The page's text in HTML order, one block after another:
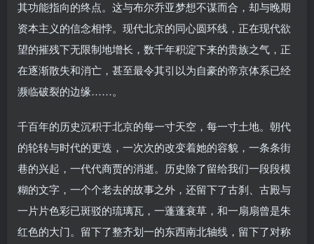
其功能指向的终点。这与布尔乔亚梦想不谋而合，却与晚期
资本主义的信念相悖。现代北京的同心圆环线，正在现代欲
望的摧残下无限制地增长，数千年积淀下来的贵族之气，正
在逐渐散失和消亡，甚至最令其引以为自豪的帝京体系已经
濒临破裂的边缘……。
千百年的历史沉积于北京的每一寸天空，每一寸土地。朝代
的轮转与时代的更迭，一次次的改变着她的容貌，一条条街
巷的兴起，一代代商贾的消逝。历史除了留给我们一段段模
糊的文字，一个个老去的故事之外，还留下了古刹、古殿与
一片片色彩已斑驳的琉璃瓦，一蓬蓬衰草，和一扇扇曾是朱
红色的大门。留下了整齐划一的东西南北轴线，留下了对称